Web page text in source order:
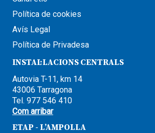
Política de cookies
Avís Legal
Política de Privadesa
INSTAL·LACIONS CENTRALS
Autovia T-11, km 14
43006 Tarragona
Tel. 977 546 410
Com arribar
ETAP - L’AMPOLLA